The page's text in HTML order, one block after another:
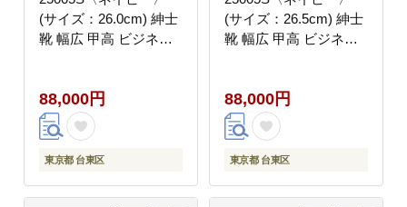
(サイズ：26.0cm) 紳士
靴 幅広 甲高 ビジネス
ポン 牛革
88,000円
東京都 台東区
(サイズ：26.5cm) 紳士
靴 幅広 甲高 ビジネス
ポン 牛革
88,000円
東京都 台東区